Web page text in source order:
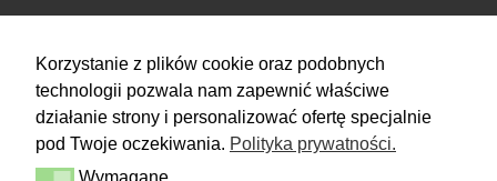
Korzystanie z plików cookie oraz podobnych
technologii pozwala nam zapewnić właściwe
działanie strony i personalizować ofertę specjalnie
pod Twoje oczekiwania. Polityka prywatności.
Masz 14 dni na podjęcie
decyzji i spokojne rozważenie zakupu.
Więcej